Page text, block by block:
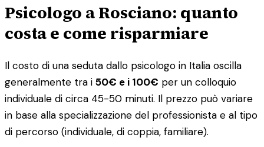
Psicologo a Rosciano: quanto
costa e come risparmiare
Il costo di una seduta dallo psicologo in Italia oscilla
generalmente tra i 50€ e i 100€ per un colloquio
individuale di circa 45-50 minuti. Il prezzo può variare
in base alla specializzazione del professionista e al tipo
di percorso (individuale, di coppia, familiare).